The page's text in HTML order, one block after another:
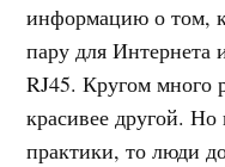
информацию о том,
пару для Интернета
RJ45. Кругом
красивее другой. Но
практики, то люди